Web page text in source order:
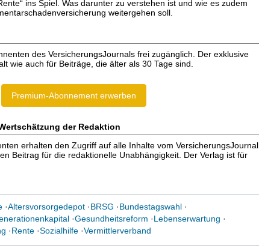
ins Spiel. Was darunter zu verstehen ist und wie es zudem
weitergehen soll.
des VersicherungsJournals frei zugänglich. Der exklusive
wie auch für Beiträge, die älter als 30 Tage sind.
Premium-Abonnement erwerben
der Redaktion
erhalten den Zugriff auf alle Inhalte vom VersicherungsJournal.
Beitrag für die redaktionelle Unabhängigkeit. Der Verlag ist für
·Altersvorsorgedepot·BRSG ·Bundestagswahl·
·Gesundheitsreform ·Lebenserwartung ·
·Rente·Sozialhilfe·Vermittlerverband